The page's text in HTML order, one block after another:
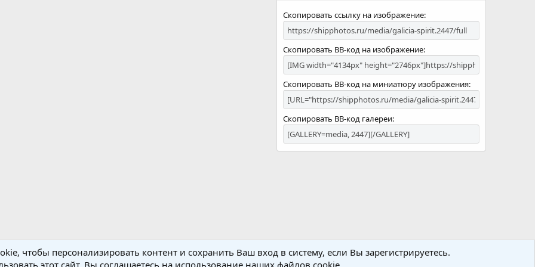
Скопировать ссылку на изображение
Скопировать BB-код на изображение
Скопировать BB-код на миниатюру изображения
Скопировать BB-код галереи
чтобы персонализировать контент и сохранить Ваш вход в систему, если Вы зарегистрируетесь.
этот сайт, Вы соглашаетесь на использование наших файлов cookie.